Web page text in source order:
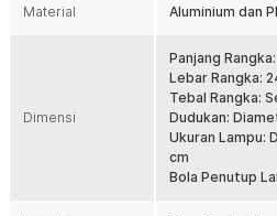
dalam maupun luar ruangan. Untuk
Kelengkapan Produk
Rincian yang Anda dapatkan untuk
1 x TaffLED Lampu Dinding Hias
Material Aluminium dan
Dimensi
Panjang
Lebar Rangka:
Tebal Rangka:
Dudukan:
Ukuran Lampu:
cm
Bola Penutup